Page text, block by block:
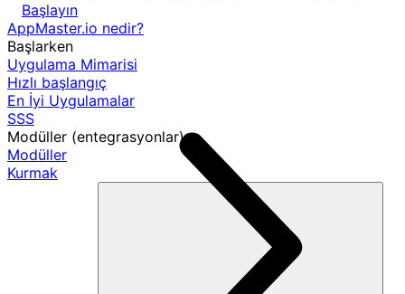
Başlayın
AppMaster.io nedir?
Başlarken
Uygulama Mimarisi
Hızlı başlangıç
En İyi Uygulamalar
SSS
Modüller (entegrasyonlar)
Modüller
Kurmak